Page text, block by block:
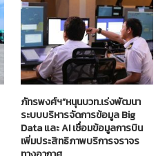
ภัทรพงศ์ฯ”หนุนบวท.เร่งพัฒนา
ระบบบริหารจัดการข้อมูล Big
Data และ AI เชื่อมข้อมูลการบิน
เพิ่มประสิทธิภาพบริการจราจร